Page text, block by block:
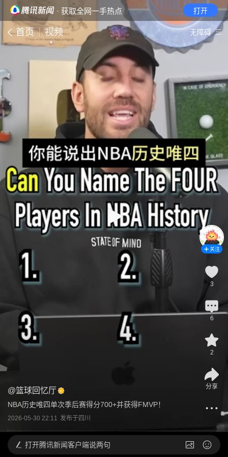
· 获取全网一手热点 打开
首页 视频 无障碍
@篮球回忆厅
NBA历史唯四单次季后赛得分700+并获得FMVP！
2026-05-30 22:11 发布于四川
关注
3
6
2
分享
打开腾讯新闻客户端说两句